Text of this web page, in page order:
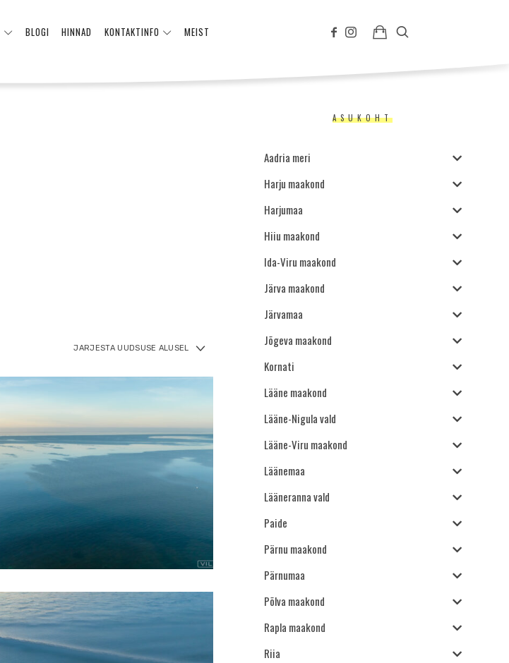
BLOGI HINNAD KONTAKTINFO MEIST
ASUKOHT
Aadria meri
Harju maakond
Harjumaa
Hiiu maakond
Ida-Viru maakond
Järva maakond
Järvamaa
Jõgeva maakond
Kornati
Lääne maakond
Lääne-Nigula vald
Lääne-Viru maakond
Läänemaa
Lääneranna vald
Paide
Pärnu maakond
Pärnumaa
Põlva maakond
Rapla maakond
Riia